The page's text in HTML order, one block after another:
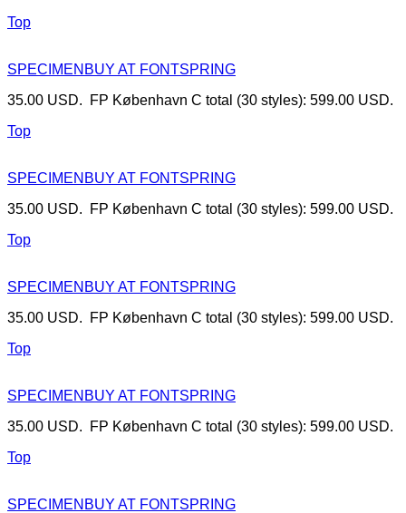
Top
SPECIMEN BUY AT FONTSPRING
35.00 USD. FP København C total (30 styles): 599.00 USD.
Top
SPECIMEN BUY AT FONTSPRING
35.00 USD. FP København C total (30 styles): 599.00 USD.
Top
SPECIMEN BUY AT FONTSPRING
35.00 USD. FP København C total (30 styles): 599.00 USD.
Top
SPECIMEN BUY AT FONTSPRING
35.00 USD. FP København C total (30 styles): 599.00 USD.
Top
SPECIMEN BUY AT FONTSPRING